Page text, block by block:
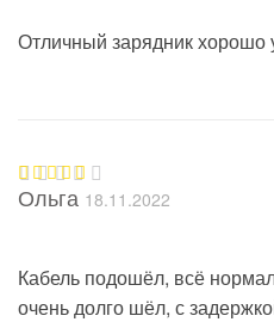
Отличный зарядник хорошо
Оценк
Ольга 18.11.2022
Кабель подошёл, всё
очень долго шёл, с